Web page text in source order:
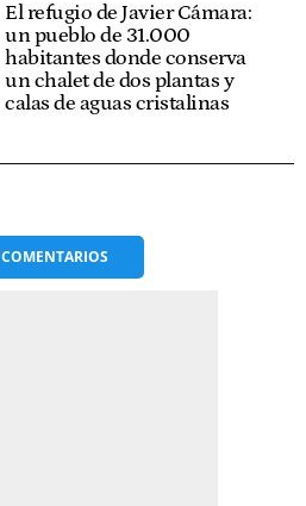
El refugio de Javier Cámara:
un pueblo de 31.000
habitantes donde conserva
un chalet de dos plantas y
calas de aguas cristalinas
COMENTARIOS